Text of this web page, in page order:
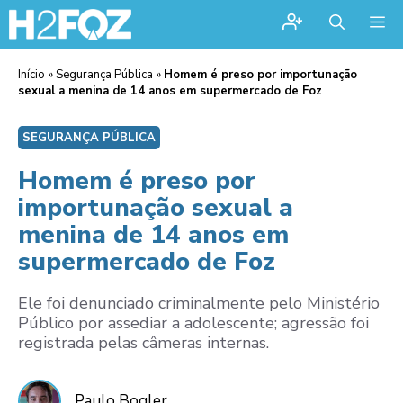
Início »Segurança Pública » Homem é preso por importunação
sexual a menina de 14 anos em supermercado de Foz
SEGURANÇA PÚBLICA
Homem é preso por
importunação sexual a
menina de 14 anos em
supermercado de Foz
Ele foi denunciado criminalmente pelo Ministério
Público por assediar a adolescente; agressão foi
registrada pelas câmeras internas.